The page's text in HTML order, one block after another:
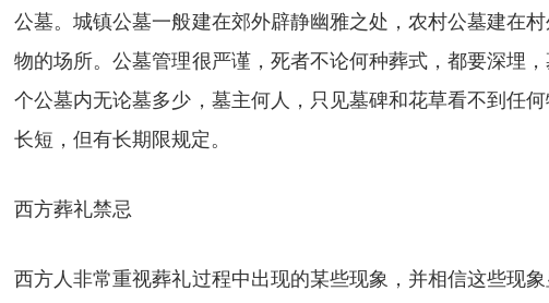
公墓。城镇公墓一般建在郊外辟静幽雅之处，农村公墓建在
物的场所。公墓管理很严谨，死者不论何种葬式，都要深埋
个公墓内无论墓多少，墓主何人，只见墓碑和花草看不到任
长短，但有长期限规定。
西方葬礼禁忌
西方人非常重视葬礼过程中出现的某些现象，并相信这些现